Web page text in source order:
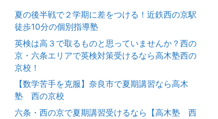
夏の後半戦で２学期に差をつける！近鉄西の京駅
徒歩10分の個別指導塾
英検は高３で取るものと思っていませんか？西の
京・六条エリアで英検対策受けるなら高木塾西の
京校！
【数学苦手を克服】奈良市で夏期講習なら高木
塾 西の京校
六条・西の京で夏期講習受けるなら【高木塾 西